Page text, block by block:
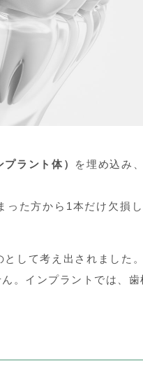
ラント体） を埋め込み
た方から1本だけ欠損
して考え出されました
。インプラントでは、歯